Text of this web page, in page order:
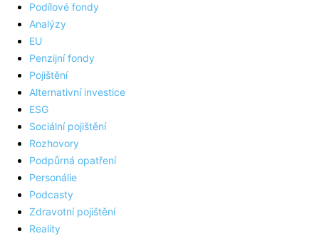
Podílové fondy
Analýzy
EU
Penzijní fondy
Pojištění
Alternativní investice
ESG
Sociální pojištění
Rozhovory
Podpůrná opatření
Personálie
Podcasty
Zdravotní pojištění
Reality